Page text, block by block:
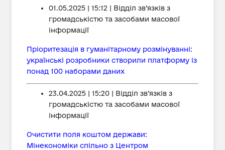
01.05.2025 | 15:12 | Відділ зв’язків з
громадськістю та засобами масової
інформації
Пріоритезація в гуманітарному розмінуванні:
українські розробники створили платформу із
понад 100 наборами даних
23.04.2025 | 15:20 | Відділ зв’язків з
громадськістю та засобами масової
інформації
Очистити поля коштом держави:
Мінекономіки спільно з Центром